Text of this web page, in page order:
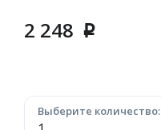
2 248 p
Выберите количество: